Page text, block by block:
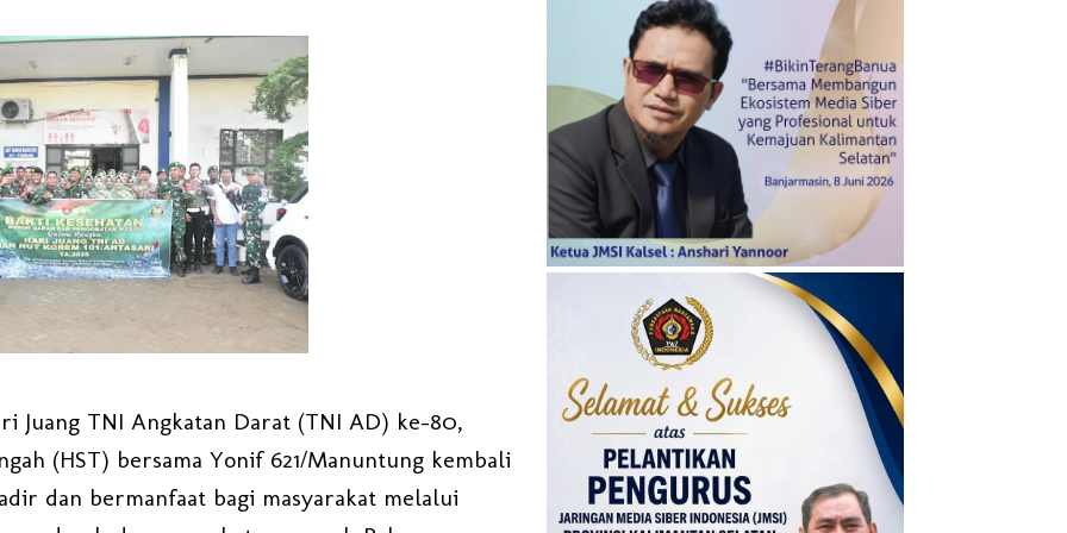
Juang TNI Angkatan Darat (TNI AD) ke-80,
(HST) bersama Yonif 621/Manuntung kembali
dan bermanfaat bagi masyarakat melalui